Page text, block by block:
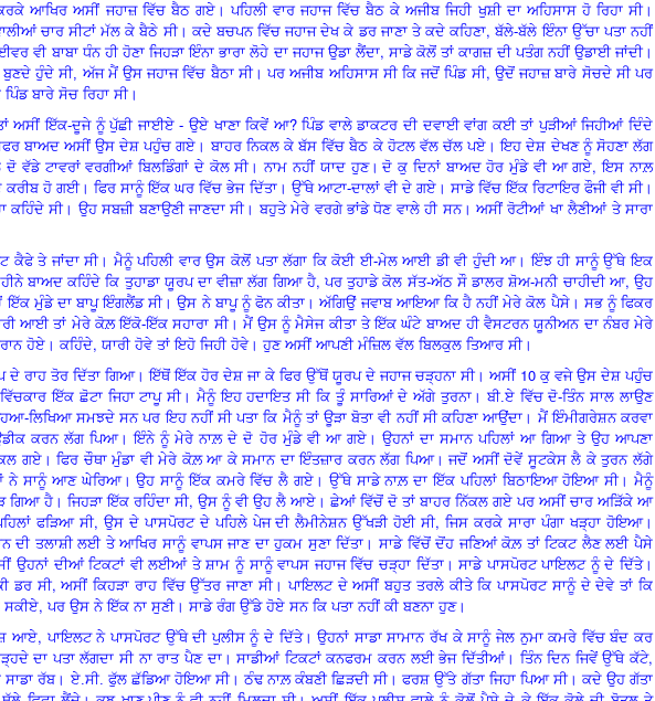
ਆਖਿਰ ਅਸੀਂ ਜਹਾਜ਼ ਵਿੱਚ ਬੈਠ ਗਏ। ਪਹਿਲੀ ਵਾਰ ਜਹਾਜ ਵਿੱਚ ਬੈਠ ਕੇ ਅਜੀਬ ਜਿਹੀ ਖੁਸ਼ੀ ਦਾ ਅਹਿਸਾਸ ਹੋ ਰਿਹਾ ਸੀ।
ਚਾਰ ਸੀਟਾਂ ਮੱਲ ਕੇ ਬੈਠੇ ਸੀ। ਕਦੇ ਬਚਪਨ ਵਿੱਚ ਜਹਾਜ ਦੇਖ ਕੇ ਡਰ ਜਾਣਾ ਤੇ ਕਦੇ ਕਹਿਣਾ,ਬੱਲੇ-ਬੱਲੇ ਇੰਨਾ ਉੱਚਾ ਪਤਾ ਨਹੀਂ
ਵੀ ਬਾਬਾ ਧੰਨ ਹੀ ਹੋਣਾ ਜਿਹੜਾ ਇੰਨਾ ਭਾਰਾ ਲੋਹੇ ਦਾ ਜਹਾਜ ਉਡਾ ਲੈਂਦਾ,ਸਾਡੇ ਕੋਲੋਂ ਤਾਂ ਕਾਗਜ਼ ਦੀ ਪਤੰਗ ਨਹੀਂ ਉਡਾਈ ਜਾਂਦੀ।
ਹੁੰਦੇ ਸੀ, ਅੱਜ ਮੈਂ ਉਸ ਜਹਾਜ ਵਿੱਚ ਬੈਠਾ ਸੀ। ਪਰ ਅਜੀਬ ਅਹਿਸਾਸ ਸੀ ਕਿ ਜਦੋਂ ਪਿੰਡ ਸੀ, ਉਦੋਂ ਜਹਾਜ਼ ਬਾਰੇ ਸੋਚਦੇ ਸੀ ਪਰ
ਬਾਰੇ ਸੋਚ ਰਿਹਾ ਸੀ।
ਅਸੀਂ ਇੱਕ-ਦੂਜੇ ਨੂੰ ਪੁੱਛੀ ਜਾਈਏ - ਉਏ ਖਾਣਾ ਕਿਵੇਂ ਆ?ਪਿੰਡ ਵਾਲੇ ਡਾਕਟਰ ਦੀ ਦਵਾਈ ਵਾਂਗ ਕਈ ਤਾਂ ਪੁੜੀਆਂ ਜਿਹੀਆਂ ਦਿੰਦੇ
ਬਾਅਦ ਅਸੀਂ ਉਸ ਦੇਸ਼ ਪਹੁੰਚ ਗਏ। ਬਾਹਰ ਨਿਕਲ ਕੇ ਬੱਸ ਵਿੱਚ ਬੈਠ ਕੇ ਹੋਟਲ ਵੱਲ ਚੱਲ ਪਏ। ਇਹ ਦੇਸ਼ ਦੇਖਣ ਨੂੰ ਸੋਹਣਾ ਲੱਗ
ਦੋ ਵੱਡੇ ਟਾਵਰਾਂ ਵਰਗੀਆਂ ਬਿਲਡਿੰਗਾਂ ਦੇ ਕੋਲ ਸੀ। ਨਾਮ ਨਹੀਂ ਯਾਦ ਹੁਣ।ਦੋ ਕੁ ਦਿਨਾਂ ਬਾਅਦ ਹੋਰ ਮੁੰਡੇ ਵੀ ਆ ਗਏ,ਇਸ ਨਾਲ਼
ਕਰੀਬ ਹੋ ਗਈ। ਫਿਰ ਸਾਨੂੰ ਇੱਕ ਘਰ ਵਿੱਚ ਭੇਜ ਦਿੱਤਾ। ਉੱਥੇ ਆਟਾ-ਦਾਲਾਂ ਵੀ ਦੇ ਗਏ। ਸਾਡੇ ਵਿੱਚ ਇੱਕ ਰਿਟਾਇਰ ਫੌਜੀ ਵੀ ਸੀ।
ਕਹਿੰਦੇ ਸੀ। ਉਹ ਸਬਜ਼ੀ ਬਣਾਉਣੀ ਜਾਣਦਾ ਸੀ। ਬਹੁਤੇ ਮੇਰੇ ਵਰਗੇ ਭਾਂਡੇ ਧੋਣ ਵਾਲੇ ਹੀ ਸਨ। ਅਸੀਂ ਰੋਟੀਆਂ ਖਾ ਲੈਣੀਆਂ ਤੇ ਸਾਰਾ
ਕੈਫੇ ਤੇ ਜਾਂਦਾ ਸੀ। ਮੈਨੂੰ ਪਹਿਲੀ ਵਾਰ ਉਸ ਕੋਲੋਂ ਪਤਾ ਲੱਗਾ ਕਿ ਕੋਈ ਈ-ਮੇਲ ਆਈ ਡੀ ਵੀ ਹੁੰਦੀ ਆ। ਇੰਝ ਹੀ ਸਾਨੂੰ ਉੱਥੇ ਇਕ
ਬਾਅਦ ਕਹਿੰਦੇ ਕਿ ਤੁਹਾਡਾ ਯੂਰਪ ਦਾ ਵੀਜ਼ਾ ਲੱਗ ਗਿਆ ਹੈ,ਪਰ ਤੁਹਾਡੇ ਕੋਲ ਸੱਤ-ਅੱਠ ਸੌ ਡਾਲਰ ਸ਼ੋਅ-ਮਨੀ ਚਾਹੀਦੀ ਆ,ਉਹ
ਇੱਕ ਮੁੰਡੇ ਦਾ ਬਾਪੂ ਇੰਗਲੈਂਡ ਸੀ। ਉਸ ਨੇ ਬਾਪੂ ਨੂੰ ਫੋਨ ਕੀਤਾ। ਅੱਗਿਉਂ ਜਵਾਬ ਆਇਆ ਕਿ ਹੈ ਨਹੀਂ ਮੇਰੇ ਕੋਲ ਪੈਸੇ। ਸਭ ਨੂੰ ਫਿਕਰ
ਆਈ ਤਾਂ ਮੇਰੇ ਕੋਲ਼ ਇੱਕੋ-ਇੱਕ ਸਹਾਰਾ ਸੀ। ਮੈਂ ਉਸ ਨੂੰ ਮੈਸੇਜ ਕੀਤਾ ਤੇ ਇੱਕ ਘੰਟੇ ਬਾਅਦ ਹੀ ਵੈਸਟਰਨ ਯੂਨੀਅਨ ਦਾ ਨੰਬਰ ਮੇਰੇ
ਹੋਏ। ਕਹਿੰਦੇ, ਯਾਰੀ ਹੋਵੇ ਤਾਂ ਇਹੋ ਜਿਹੀ ਹੋਵੇ। ਹੁਣ ਅਸੀਂ ਆਪਣੀ ਮੰਜ਼ਿਲ ਵੱਲ ਬਿਲਕੁਲ ਤਿਆਰ ਸੀ।
ਦੇ ਰਾਹ ਤੋਰ ਦਿੱਤਾ ਗਿਆ। ਇੱਥੋਂ ਇੱਕ ਹੋਰ ਦੇਸ਼ ਜਾ ਕੇ ਫਿਰ ਉੱਥੋਂ ਯੂਰਪ ਦੇ ਜਹਾਜ ਚੜ੍ਹਨਾ ਸੀ। ਅਸੀਂ 10 ਕੁ ਵਜੇ ਉਸ ਦੇਸ਼ ਪਹੁੰਚ
ਇੱਕ ਛੋਟਾ ਜਿਹਾ ਟਾਪੂ ਸੀ। ਮੈਨੂੰ ਇਹ ਹਦਾਇਤ ਸੀ ਕਿ ਤੂੰ ਸਾਰਿਆਂ ਦੇ ਅੱਗੇ ਤੁਰਨਾ। ਬੀ.ਏ ਵਿੱਚ ਦੋ-ਤਿੰਨ ਸਾਲ ਲਾਉਣ
ਲਿਖਿਆ ਸਮਝਦੇ ਸਨ ਪਰ ਇਹ ਨਹੀਂ ਸੀ ਪਤਾ ਕਿ ਮੈਨੂੰ ਤਾਂ ਊੜਾ ਬੋਤਾ ਵੀ ਨਹੀਂ ਸੀ ਕਹਿਣਾ ਆਉਂਦਾ। ਮੈਂ ਇੰਮੀਗਰੇਸ਼ਨ ਕਰਵਾ
ਕਰਨ ਲੱਗ ਪਿਆ। ਇੰਨੇ ਨੂੰ ਮੇਰੇ ਨਾਲ਼ ਦੇਦੋ ਹੋਰ ਮੁੰਡੇ ਵੀ ਆ ਗਏ। ਉਹਨਾਂ ਦਾ ਸਮਾਨ ਪਹਿਲਾਂ ਆ ਗਿਆ ਤੇ ਉਹ ਆਪਣਾ
ਗਏ। ਫਿਰ ਚੌਥਾ ਮੁੰਡਾ ਵੀ ਮੇਰੇ ਕੋਲ਼ ਆ ਕੇ ਸਮਾਨ ਦਾ ਇੰਤਜ਼ਾਰ ਕਰਨ ਲੱਗ ਪਿਆ। ਜਦੋਂ ਅਸੀਂ ਦੋਵੇਂ ਸੂਟਕੇਸ ਲੈ ਕੇ ਤੁਰਨ ਲੱਗੇ
ਨੇ ਸਾਨੂੰ ਆਣ ਘੇਰਿਆ। ਉਹ ਸਾਨੂੰ ਇੱਕ ਕਮਰੇ ਵਿੱਚ ਲੈ ਗਏ। ਉੱਥੇ ਸਾਡੇ ਨਾਲ਼ ਦਾ ਇੱਕ ਪਹਿਲਾਂ ਬਿਠਾਇਆ ਹੋਇਆ ਸੀ। ਮੈਨੂੰ
ਹੈ। ਜਿਹੜਾ ਇੱਕ ਰਹਿੰਦਾ ਸੀ, ਉਸ ਨੂੰ ਵੀ ਉਹ ਲੈ ਆਏ। ਛੇਆਂ ਵਿੱਚੋਂ ਦੋ ਤਾਂ ਬਾਹਰ ਨਿੱਕਲ ਗਏ ਪਰ ਅਸੀਂ ਚਾਰਅੜਿੱਕੇ ਆ
ਫੜਿਆ ਸੀ, ਉਸ ਦੇ ਪਾਸਪੋਰਟ ਦੇ ਪਹਿਲੇ ਪੇਜ ਦੀ ਲੈਮੀਨੇਸ਼ਨ ਉੱਖੜੀ ਹੋਈ ਸੀ,ਜਿਸ ਕਰਕੇ ਸਾਰਾ ਪੰਗਾ ਖੜ੍ਹਾ ਹੋਇਆ।
ਦੀ ਤਲਾਸ਼ੀ ਲਈ ਤੇ ਆਖਿਰ ਸਾਨੂੰ ਵਾਪਸ ਜਾਣ ਦਾ ਹੁਕਮ ਸੁਣਾ ਦਿੱਤਾ। ਸਾਡੇ ਵਿੱਚੋਂ ਦੋਂਹ ਜਣਿਆਂ ਕੋਲ਼ ਤਾਂ ਟਿਕਟ ਲੈਣ ਲਈ ਪੈਸੇ
ਉਹਨਾਂ ਦੀਆਂ ਟਿਕਟਾਂ ਵੀ ਲਈਆਂ ਤੇ ਸ਼ਾਮ ਨੂੰ ਸਾਨੂੰ ਵਾਪਸ ਜਹਾਜ ਵਿੱਚ ਚੜ੍ਹਾ ਦਿੱਤਾ। ਸਾਡੇ ਪਾਸਪੋਰਟ ਪਾਇਲਟ ਨੂੰ ਦੇ ਦਿੱਤੇ।
ਡਰ ਸੀ,ਅਸੀਂ ਕਿਹੜਾ ਰਾਹ ਵਿੱਚ ਉੱਤਰ ਜਾਣਾ ਸੀ। ਪਾਇਲਟ ਦੇ ਅਸੀਂ ਬਹੁਤ ਤਰਲੇ ਕੀਤੇ ਕਿ ਪਾਸਪੋਰਟ ਸਾਨੂੰ ਦੇ ਦੇਵੇ ਤਾਂ ਕਿ
ਸਕੀਏ, ਪਰ ਉਸ ਨੇ ਇੱਕ ਨਾ ਸੁਣੀ। ਸਾਡੇ ਰੰਗ ਉੱਡੇ ਹੋਏ ਸਨ ਕਿ ਪਤਾ ਨਹੀਂ ਕੀ ਬਣਨਾ ਹੁਣ।
ਆਏ, ਪਾਇਲਟ ਨੇ ਪਾਸਪੋਰਟ ਉੱਥੇ ਦੀ ਪੁਲੀਸ ਨੂੰ ਦੇ ਦਿੱਤੇ। ਉਹਨਾਂ ਸਾਡਾ ਸਾਮਾਨ ਰੱਖ ਕੇ ਸਾਨੂੰ ਜੇਲ ਨੁਮਾ ਕਮਰੇ ਵਿੱਚ ਬੰਦ ਕਰ
ਦਾ ਪਤਾ ਲੱਗਦਾ ਸੀ ਨਾ ਰਾਤ ਪੈਣ ਦਾ। ਸਾਡੀਆਂ ਟਿਕਟਾਂ ਕਨਫਰਮ ਕਰਨ ਲਈ ਭੇਜ ਦਿੱਤੀਆਂ। ਤਿੰਨ ਦਿਨ ਜਿਵੇਂ ਉੱਥੇ ਕੱਟੇ,
ਸਾਡਾ ਰੱਬ। ਏ.ਸੀ. ਫੁੱਲ ਛੱਡਿਆ ਹੋਇਆ ਸੀ। ਠੰਢ ਨਾਲ਼ ਕੰਬਣੀ ਛਿੜਦੀ ਸੀ। ਫਰਸ਼ ਉੱਤੇ ਗੱਤਾ ਜਿਹਾ ਪਿਆ ਸੀ। ਕਦੇ ਉਹ ਗੱਤਾ